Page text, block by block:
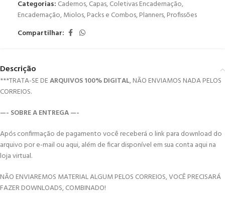
Categorias: Cadernos,Capas,Coletivas Encadernação,
Encadernação,Miolos,Packs e Combos,Planners,Profissões
Compartilhar:
Descrição
***TRATA-SE DEARQUIVOS 100% DIGITAL, NÃO ENVIAMOS NADA PELOS
CORREIOS.
—- SOBRE A ENTREGA —-
Após confirmação de pagamento você receberá o link para download do
arquivo por e-mail ou aqui, além de ficar disponível em sua conta aqui na
loja virtual.
NÃO ENVIAREMOS MATERIAL ALGUM PELOS CORREIOS, VOCÊ PRECISARÁ
FAZER DOWNLOADS, COMBINADO!